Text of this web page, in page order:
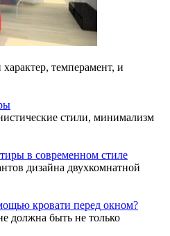
темперамент, и
стили, минимализм
в современном стиле
дизайна двухкомнатной
кровати перед окном?
должна быть не только